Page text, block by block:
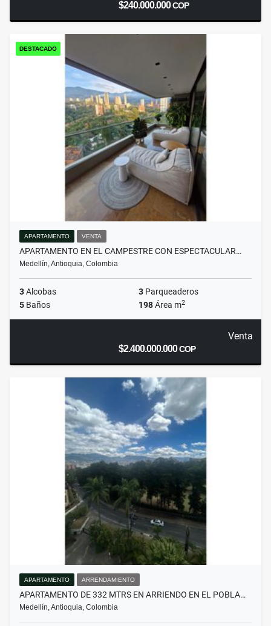
$240.000.000COP
DESTACADO
APARTAMENTO VENTA
APARTAMENTO EN EL CAMPESTRE CON ESPECTACULAR…
Medellín, Antioquia, Colombia
3Alcobas 3 Parqueaderos
5 Baños 198Área m2
Venta
$2.400.000.000COP
APARTAMENTO ARRENDAMIENTO
APARTAMENTO DE 332 MTRS EN ARRIENDO EN EL POBLA…
Medellín, Antioquia, Colombia